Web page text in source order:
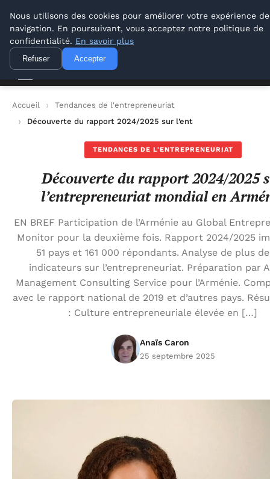
Lyon Photos
Lyon Photos
Accueil
Tendances de l'entrepreneuriat
Découverte du rapport 2024/2025 sur l’entrepreneuriat
TENDANCES DE L'ENTREPRENEURIAT
Découverte du rapport 2024/2025
l’entrepreneuriat mondial en
EN BREF Participation de l’Arménie au Global
Monitor pour la deuxième fois. Rapport 2024/2025
51 pays et 161 000 répondants. Analyse de plus
indicateurs sur l’entrepreneuriat. Préparation par
Management Consulting Service pour l’Arménie.
avec le rapport national de 2019 et d’autres pays.
: Culture entrepreneuriale élevée en […]
Anaïs Caron
25 septembre 2025
Nous utilisons des cookies pour améliorer votre expérience de
navigation. En poursuivant, vous acceptez notre politique de
confidentialité. En savoir plus
Refuser Accepter